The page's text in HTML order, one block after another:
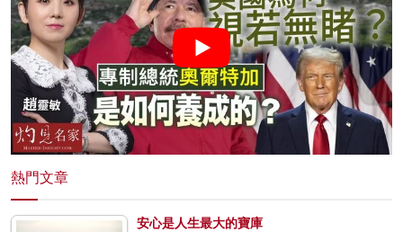
熱門文章
安心是人生最大的寶庫